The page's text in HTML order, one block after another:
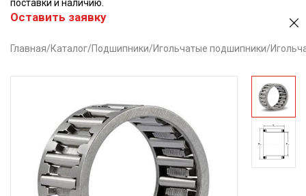
поставки и наличию.
Оставить заявку
Главная/Каталог/Подшипники/Игольчатые подшипники/